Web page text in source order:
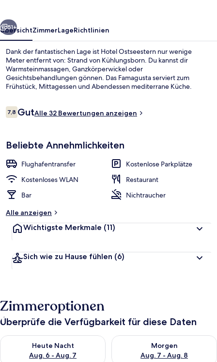
Weiter
51+
ÜbersichtZimmerLageRichtlinien
Dank der fantastischen Lage ist Hotel Ostseestern nur wenige
Meter entfernt von: Strand von Kühlungsborn. Du kannst dir
Warmsteinmassagen, Ganzkörperwickel oder
Gesichtsbehandlungen gönnen. Das Famagusta serviert zum
Frühstück, Mittagessen und Abendessen mediterrane Küche.
Bewertungen
7,87,8 von 10.
GutAlle 32 Bewertungen anzeigen
Beliebte Annehmlichkeiten
Flughafentransfer
Kostenlose Parkplätze
Kostenloses WLAN
Restaurant
Bar
Nichtraucher
Alle anzeigen
Wichtigste Merkmale (11)
Sich wie zu Hause fühlen (6)
Zimmeroptionen
Überprüfe die Verfügbarkeit für diese Daten
Heute Nacht
Aug. 6 - Aug. 7
Überprüfe die Verfügbarkeit für heute Nacht, Aug. 6 - Aug. 7.
Morgen
Aug. 7 - Aug. 8
Überprüfe die Verfügbarkeit